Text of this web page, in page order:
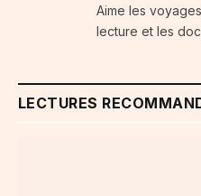
Aime les
lecture et les
LECTURES